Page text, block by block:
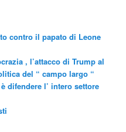
contro il papato di Leone
, l’attacco di Trump al
del “ campo largo “
difendere l’ intero settore